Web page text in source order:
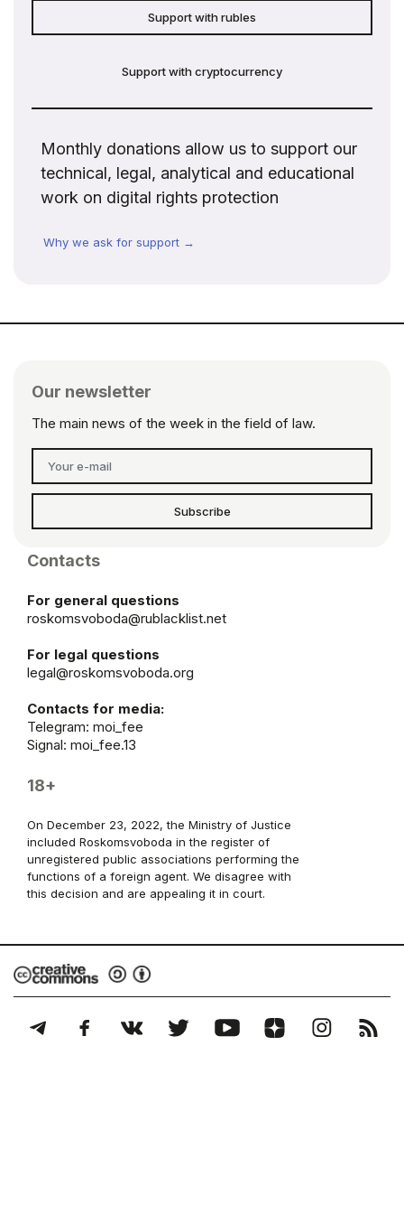
Support with rubles
Support with cryptocurrency
Monthly donations allow us to support our
technical, legal, analytical and educational
work on digital rights protection
Why we ask for support →
Our newsletter
The main news of the week in the field of law.
Subscribe
Contacts
For general questions
roskomsvoboda@rublacklist.net
For legal questions
legal@roskomsvoboda.org
Contacts for media:
Telegram: moi_fee
Signal: moi_fee.13
18+
On December 23, 2022, the Ministry of Justice
included Roskomsvoboda in the register of
unregistered public associations performing the
functions of a foreign agent. We disagree with
this decision and are appealing it in court.